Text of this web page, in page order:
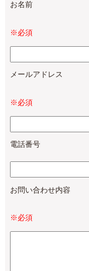
お名前
※必須
メールアドレス
※必須
電話番号
お問い合わせ内容
※必須